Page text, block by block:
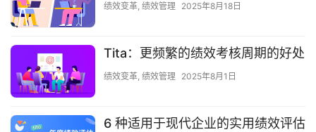
绩效变革, 绩效管理 2025年8月18日
Tita：更频繁的绩效考核周期的好处
绩效变革, 绩效管理 2025年8月1日
6 种适用于现代企业的实用绩效评估